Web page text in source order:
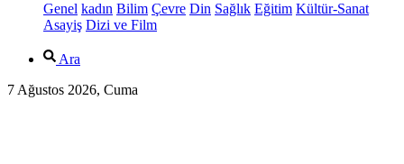
Genel kadın Bilim Çevre Din Sağlık Eğitim Kültür-Sanat
Asayiş Dizi ve Film
Ara
7 Ağustos 2026, Cuma